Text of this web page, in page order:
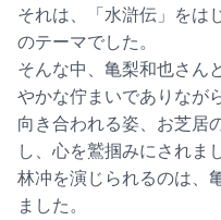
それは、「水滸伝」をは
のテーマでした。
そんな中、亀梨和也さん
やかな佇まいでありなが
向き合われる姿、お芝居
し、心を鷲掴みにされま
林冲を演じられるのは、
ました。